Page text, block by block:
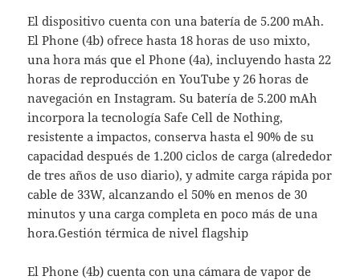
El dispositivo cuenta con una batería de 5.200 mAh.
El Phone (4b) ofrece hasta 18 horas de uso mixto,
una hora más que el Phone (4a), incluyendo hasta 22
horas de reproducción en YouTube y 26 horas de
navegación en Instagram. Su batería de 5.200 mAh
incorpora la tecnología Safe Cell de Nothing,
resistente a impactos, conserva hasta el 90% de su
capacidad después de 1.200 ciclos de carga (alrededor
de tres años de uso diario), y admite carga rápida por
cable de 33W, alcanzando el 50% en menos de 30
minutos y una carga completa en poco más de una
hora.Gestión térmica de nivel flagship
El Phone (4b) cuenta con una cámara de vapor de